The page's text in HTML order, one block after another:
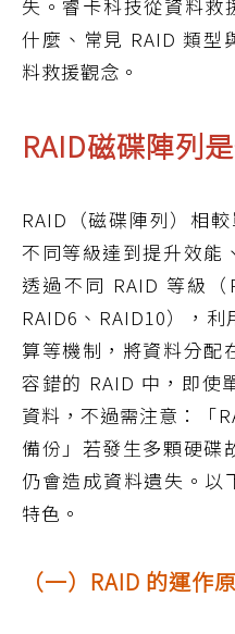
失。睿卡科技從資料救
什麼、常見 RAID 類型
料救援觀念。
RAID磁碟陣列
RAID（磁碟陣列）相
不同等級達到提升效能
透過不同 RAID 等級（
RAID6、RAID10），
算等機制，將資料分配
容錯的 RAID 中，即使
資料，不過需注意：「
備份」若發生多顆硬碟
仍會造成資料遺失。以
特色。
（一）RAID 的運作